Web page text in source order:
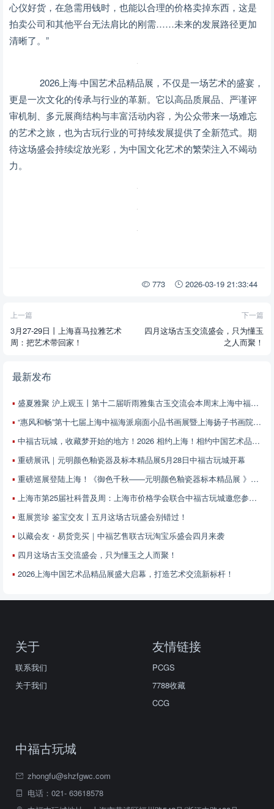
心仪好货，在急需用钱时，也能以合理的价格卖掉东西，这是
拍卖公司和其他平台无法肩比的刚需……未来的发展路径更加
清晰了。”
2026上海·中国艺术品精品展，不仅是一场艺术的盛宴，
更是一次文化的传承与行业的革新。它以高品质展品、严谨评
审机制、多元展商结构与丰富活动内容，为公众带来一场难忘
的艺术之旅，也为古玩行业的可持续发展提供了全新范式。期
待这场盛会持续绽放光彩，为中国文化艺术的繁荣注入不竭动
力。
773 2026-03-19 21:33:44
上一篇
3月27-29日丨上海喜马拉雅艺术
周：把艺术带回家！
下一篇
四月这场古玉交流盛会，只为懂玉
之人而聚！
最新发布
盛夏雅聚 沪上观玉丨第十二届听雨雅集古玉交流会本周末上海中福古玩城启幕
“惠风和畅”第十七届上海中福海派扇面小品书画展暨上海扬子书画院第五届扇面小品书画邀请展征稿启事
中福古玩城，收藏梦开始的地方！2026 相约上海！相约中国艺术品精品展！6月13-21日 不见不散！
重磅展讯｜元明颜色釉瓷器及标本精品展5月28日中福古玩城开幕
重磅巡展登陆上海！《御色千秋——元明颜色釉瓷器标本精品展 》5月28日中福古玩城开展
上海市第25届社科普及周：上海市价格学会联合中福古玩城邀您参加——艺术品价值解读与鉴赏专场
逛展赏珍 鉴宝交友丨五月这场古玩盛会别错过！
以藏会友・易货竞买｜中福艺售联古玩淘宝乐盛会四月来袭
四月这场古玉交流盛会，只为懂玉之人而聚！
2026上海中国艺术品精品展盛大启幕，打造艺术交流新标杆！
关于
联系我们
关于我们
友情链接
PCGS
7788收藏
CCG
中福古玩城
zhongfu@shzfgwc.com
电话：021- 63618578